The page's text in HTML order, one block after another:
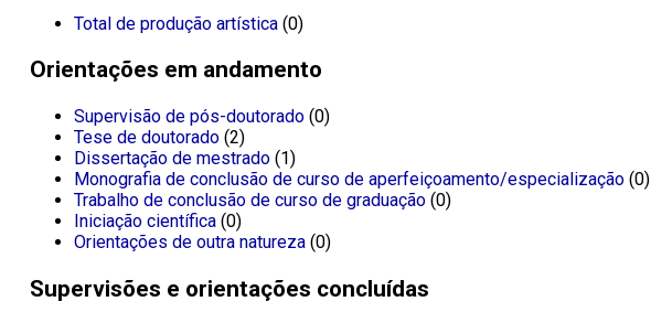
Total de produção artística(0)
Orientações em andamento
Supervisão de pós-doutorado(0)
Tese de doutorado(2)
Dissertação de mestrado(1)
Monografia de conclusão de curso de aperfeiçoamento/especialização(0)
Trabalho de conclusão de curso de graduação(0)
Iniciação científica(0)
Orientações de outra natureza(0)
Supervisões e orientações concluídas